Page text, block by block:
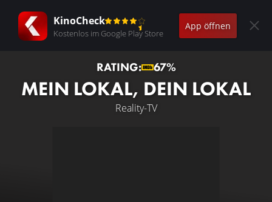
KinoCheck
Kostenlos im Google Play Store
App öffnen
RATING: 67%
MEIN LOKAL, DEIN LOKAL
Reality-TV